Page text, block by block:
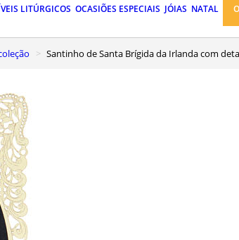
LITÚRGICOS OCASIÕES ESPECIAIS JÓIAS NATAL
Santinho de Santa Brígida da Irlanda com